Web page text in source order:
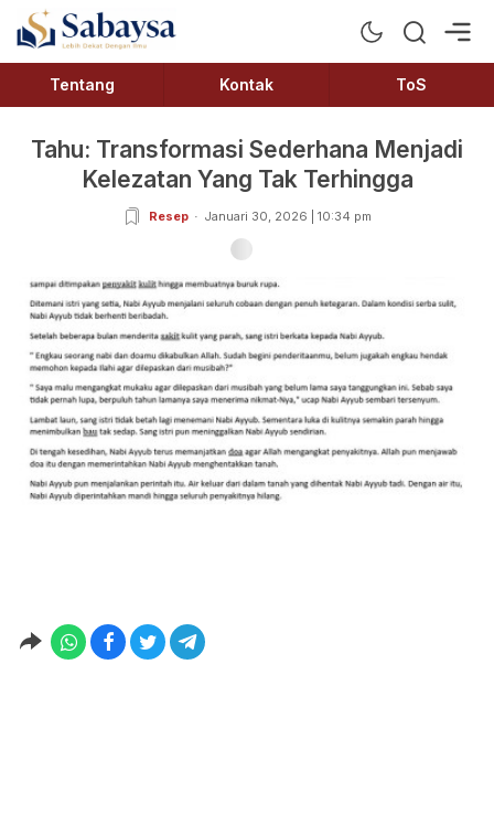
Sabaysa
Lebih Dekat Dengan Ilmu
Tentang Kontak ToS
Tahu: Transformasi Sederhana Menjadi
Kelezatan Yang Tak Terhingga
Resep Januari 30, 2026 | 10:34 pm